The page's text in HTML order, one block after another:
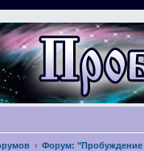
Форум: "Пробуждение